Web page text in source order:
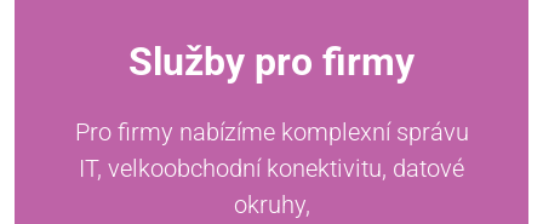
Služby pro firmy
Pro firmy nabízíme komplexní správu
IT, velkoobchodní konektivitu, datové
okruhy,